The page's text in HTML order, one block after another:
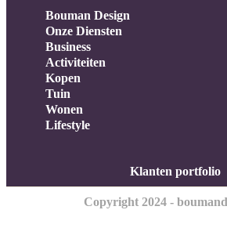
Bouman Design
Onze Diensten
Business
Activiteiten
Kopen
Tuin
Wonen
Lifestyle
Klanten portfolio
Copyright 2024 -